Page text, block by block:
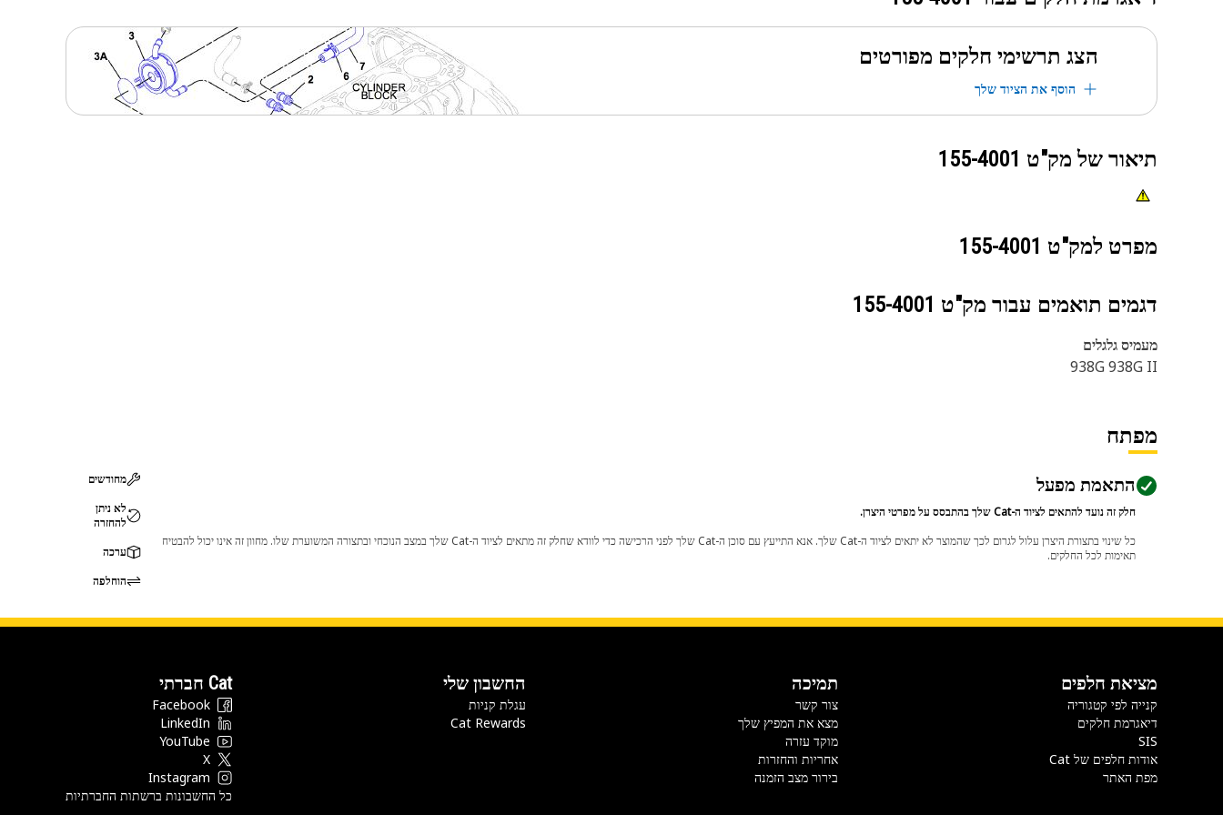
הצג תרשימי חלקים מפורטים
הוסף את הציוד שלך
תיאור של מק"ט 155-4001
מפרט למק"ט 155-4001
דגמים תואמים עבור מק"ט 155-4001
מעמיס גלגלים
938G 938G II
מפתח
התאמת מפעל
חלק זה נועד להתאים לציוד ה-Cat שלך בהתבסס על מפרטי היצרן.
כל שינוי בתצורת היצרן עלול לגרום לכך שהמוצר לא יתאים לציוד ה-Cat שלך. אנא התייעץ עם סוכן ה-Cat שלך לפני הרכישה כדי לוודא שחלק זה מתאים לציוד ה-Cat שלך במצב הנוכחי ובתצורה המשוערת שלו. מחוון זה אינו יכול להבטיח
תאימות לכל החלקים.
מחודשים
לא ניתן
להחזרה
ערכה
הוחלפה
מציאת חלפים
קנייה לפי קטגוריה
דיאגרמת חלקים
SIS
אודות חלפים של Cat
מפת האתר
תמיכה
צור קשר
מצא את המפיץ שלך
מוקד עזרה
אחריות והחזרות
בירור מצב הזמנה
החשבון שלי
עגלת קניות
Cat Rewards
Cat חברתי
Facebook
LinkedIn
YouTube
X
Instagram
כל החשבונות ברשתות החברתיות